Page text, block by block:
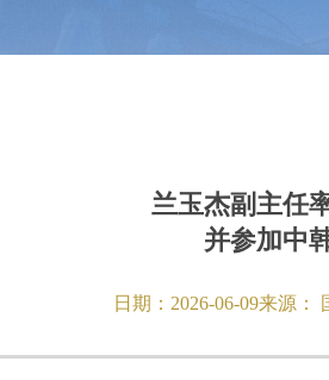
兰玉杰副主任
并参加中
日期： 2026-06-09来源：